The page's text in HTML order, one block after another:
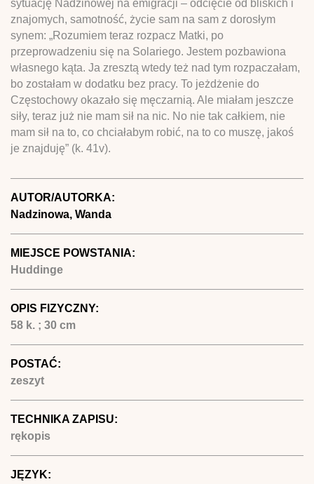
sytuację Nadzinowej na emigracji – odcięcie od bliskich i
znajomych, samotność, życie sam na sam z dorosłym
synem: „Rozumiem teraz rozpacz Matki, po
przeprowadzeniu się na Solariego. Jestem pozbawiona
własnego kąta. Ja zresztą wtedy też nad tym rozpaczałam,
bo zostałam w dodatku bez pracy. To jeżdżenie do
Częstochowy okazało się męczarnią. Ale miałam jeszcze
siły, teraz już nie mam sił na nic. No nie tak całkiem, nie
mam sił na to, co chciałabym robić, na to co muszę, jakoś
je znajduję” (k. 41v).
AUTOR/AUTORKA:
Nadzinowa, Wanda
MIEJSCE POWSTANIA:
Huddinge
OPIS FIZYCZNY:
58 k. ; 30 cm
POSTAĆ:
zeszyt
TECHNIKA ZAPISU:
rękopis
JĘZYK: